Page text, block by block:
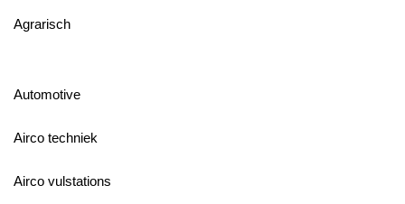
Agrarisch
Automotive
Airco techniek
Airco vulstations